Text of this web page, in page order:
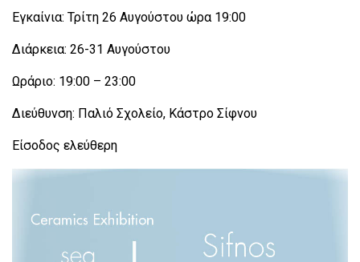
Εγκαίνια: Τρίτη 26 Αυγούστου ώρα 19:00
Διάρκεια: 26-31 Αυγούστου
Ωράριο: 19:00 – 23:00
Διεύθυνση: Παλιό Σχολείο, Κάστρο Σίφνου
Είσοδος ελεύθερη